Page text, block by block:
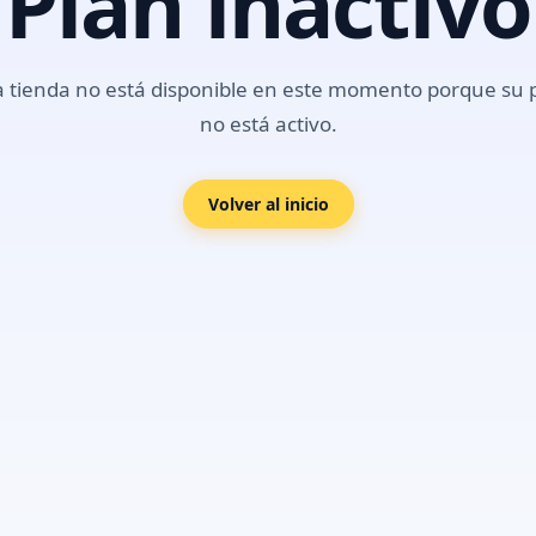
tienda no está disponible en este momento porque su
no está activo.
Volver al inicio